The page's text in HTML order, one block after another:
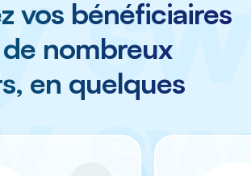
vos bénéficiaires
nombreux
en quelques